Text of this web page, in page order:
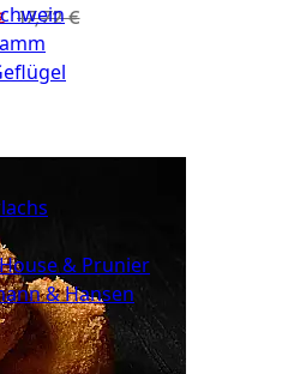
& Prunier
& Hansen
17,72 €